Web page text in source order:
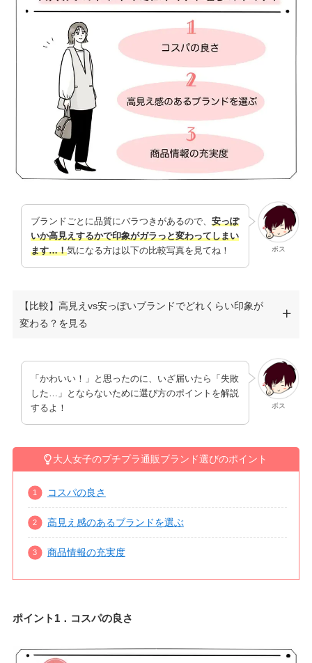
ボス
ブランドごとに品質にバラつきがあるので、安っぽ
いか高見えするかで印象がガラっと変わってしまい
ます…！気になる方は以下の比較写真を見てね！
【比較】高見えvs安っぽいブランドでどれくらい印象が
変わる？を見る
ボス
「かわいい！」と思ったのに、いざ届いたら「失敗
した…」とならないために選び方のポイントを解説
するよ！
大人女子のプチプラ通販ブランド選びのポイント
コスパの良さ
高見え感のあるブランドを選ぶ
商品情報の充実度
ポイント1．コスパの良さ